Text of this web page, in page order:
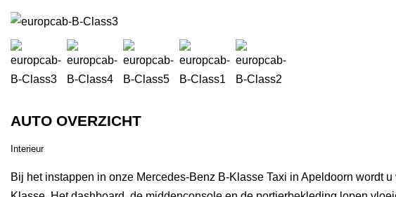
AUTO OVERZICHT
Interieur
Bij het instappen in onze Mercedes-Benz B-Klasse Taxi in Apeldoorn wordt